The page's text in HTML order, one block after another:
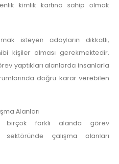
kimlik kartına sahip olmak
isteyen adayların dikkatli,
kişiler olması gerekmektedir.
yaptıkları alanlarda insanlarla
doğru karar verebilen
Alanları
birçok farklı alanda görev
sektöründe çalışma alanları